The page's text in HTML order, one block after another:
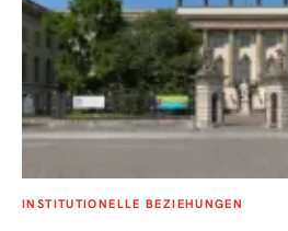
INSTITUTIONELLE BEZIEHUNGEN